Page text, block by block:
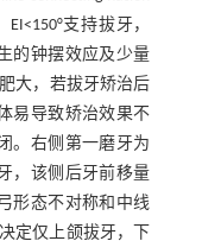
EI<150°支持拔牙，
的钟摆效应及少量
大，若拔牙矫治后
易导致矫治效果不
。右侧第一磨牙为
，该侧后牙前移量
形态不对称和中线
定仅上颌拔牙，下